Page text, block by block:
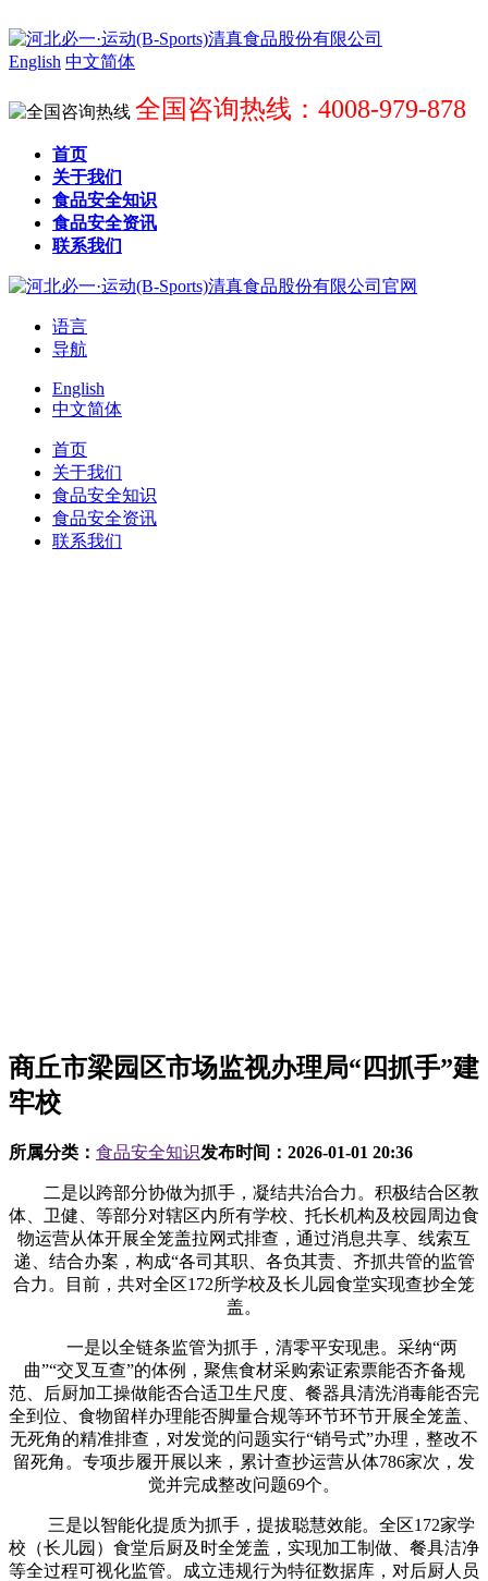
English 中文简体
全国咨询热线：4008-979-878
首页
关于我们
食品安全知识
食品安全资讯
联系我们
语言
导航
English
中文简体
首页
关于我们
食品安全知识
食品安全资讯
联系我们
商丘市梁园区市场监视办理局“四抓手”建
牢校
所属分类： 食品安全知识发布时间： 2026-01-01 20:36
二是以跨部分协做为抓手，凝结共治合力。积极结合区教
体、卫健、等部分对辖区内所有学校、托长机构及校园周边食
物运营从体开展全笼盖拉网式排查，通过消息共享、线索互
递、结合办案，构成“各司其职、各负其责、齐抓共管的监管
合力。目前，共对全区172所学校及长儿园食堂实现查抄全笼
盖。
一是以全链条监管为抓手，清零平安现患。采纳“两
曲”“交叉互查”的体例，聚焦食材采购索证索票能否齐备规
范、后厨加工操做能否合适卫生尺度、餐器具清洗消毒能否完
全到位、食物留样办理能否脚量合规等环节环节开展全笼盖、
无死角的精准排查，对发觉的问题实行“销号式”办理，整改不
留死角。专项步履开展以来，累计查抄运营从体786家次，发
觉并完成整改问题69个。
三是以智能化提质为抓手，提拔聪慧效能。全区172家学
校（长儿园）食堂后厨及时全笼盖，实现加工制做、餐具洁净
等全过程可视化监管。成立违规行为特征数据库，对后厨人员